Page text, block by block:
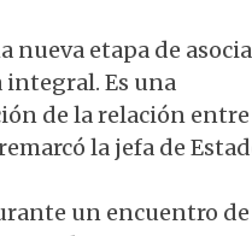
nueva etapa de
integral. Es una
de la relación entre
la jefa de
un encuentro